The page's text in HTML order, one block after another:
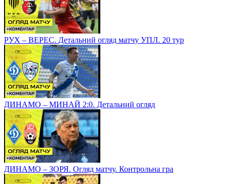
РУХ – ВЕРЕС. Детальний огляд матчу УПЛ. 20 тур
ДИНАМО – МИНАЙ 2:0. Детальний огляд
ДИНАМО – ЗОРЯ. Огляд матчу. Контрольна гра